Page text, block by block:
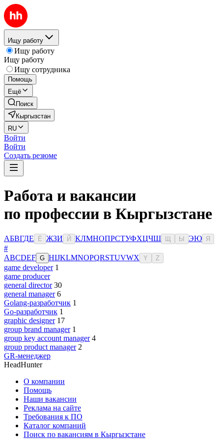
Ищу работу
Ищу работу
Ищу работу
Ищу сотрудника
Помощь
Ещё
Поиск
Кыргызстан
RU
Войти
Войти
Создать резюме
Работа и вакансии
по профессии в Кыргызстане
АБВГДЕ Ё ЖЗИ Й КЛМНОПРСТУФХЦЧШ Ы ЭЮ Я
#
ABCDEF G HIJKLMNOPQRSTUVWX Y Z
game developer 1
game producer
general director 30
general manager 6
Golang-разработчик 1
Go-разработчик 1
graphic designer 17
group brand manager 1
group key account manager 4
group product manager 2
GR-менеджер
HeadHunter
О компании
Помощь
Наши вакансии
Реклама на сайте
Требования к ПО
Каталог компаний
Поиск по вакансиям в Кыргызстане